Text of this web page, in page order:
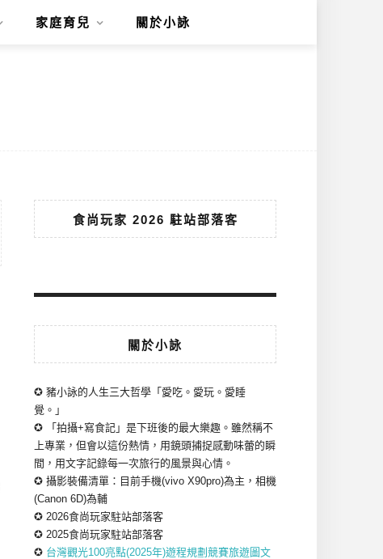
家庭育兒 關於小詠
食尚玩家 2026 駐站部落客
關於小詠
✪ 豬小詠的人生三大哲學「愛吃。愛玩。愛睡
覺。」
✪ 「拍攝+寫食記」是下班後的最大樂趣。雖然稱不
上專業，但會以這份熱情，用鏡頭捕捉感動味蕾的瞬
間，用文字記錄每一次旅行的風景與心情。
✪ 攝影裝備清單：目前手機(vivo X90pro)為主，相機
(Canon 6D)為輔
✪ 2026食尚玩家駐站部落客
✪ 2025食尚玩家駐站部落客
✪ 台灣觀光100亮點(2025年)遊程規劃競賽旅遊圖文